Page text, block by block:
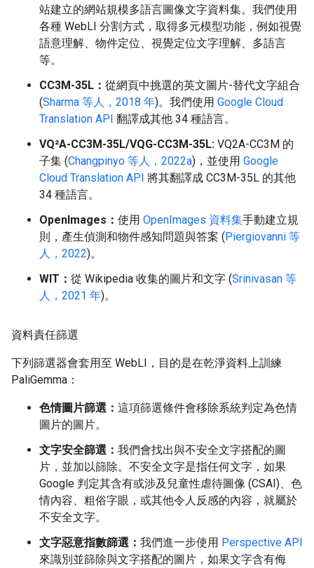
站建立的網站規模多語言圖像文字資料集。我們使用
各種 WebLI 分割方式，取得多元模型功能，例如視覺
語意理解、物件定位、視覺定位文字理解、多語言
等。
CC3M-35L： 從網頁中挑選的英文圖片-替代文字組合
(Sharma 等人，2018 年)。我們使用 Google Cloud
Translation API 翻譯成其他 34 種語言。
VQ²A-CC3M-35L/VQG-CC3M-35L: VQ2A-CC3M 的
子集 (Changpinyo 等人，2022a)，並使用 Google
Cloud Translation API 將其翻譯成 CC3M-35L 的其他
34 種語言。
OpenImages： 使用 OpenImages 資料集手動建立規
則，產生偵測和物件感知問題與答案 (Piergiovanni 等
人，2022)。
WIT： 從 Wikipedia 收集的圖片和文字 (Srinivasan 等
人，2021 年)。
資料責任篩選
下列篩選器會套用至 WebLI，目的是在乾淨資料上訓練
PaliGemma：
色情圖片篩選： 這項篩選條件會移除系統判定為色情
圖片的圖片。
文字安全篩選： 我們會找出與不安全文字搭配的圖
片，並加以篩除。不安全文字是指任何文字，如果
Google 判定其含有或涉及兒童性虐待圖像 (CSAI)、色
情內容、粗俗字眼，或其他令人反感的內容，就屬於
不安全文字。
文字惡意指數篩選： 我們進一步使用 Perspective API
來識別並篩除與文字搭配的圖片，如果文字含有侮